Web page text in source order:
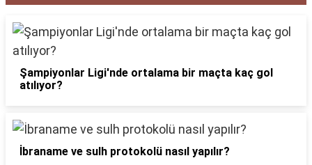
Şampiyonlar Ligi'nde ortalama bir maçta kaç gol
atılıyor?
İbraname ve sulh protokolü nasıl yapılır?